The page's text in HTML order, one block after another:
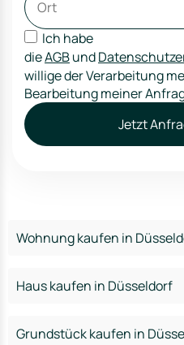
Ich habe
dieAGBund
willige der Verarbeitung
Bearbeitung meiner
Jetzt
Wohnung kaufen in
Haus kaufen in Düsseldorf
Grundstück kaufen in